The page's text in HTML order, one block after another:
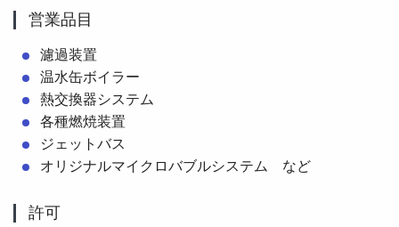
営業品目
濾過装置
温水缶ボイラー
熱交換器システム
各種燃焼装置
ジェットバス
オリジナルマイクロバブルシステム など
許可